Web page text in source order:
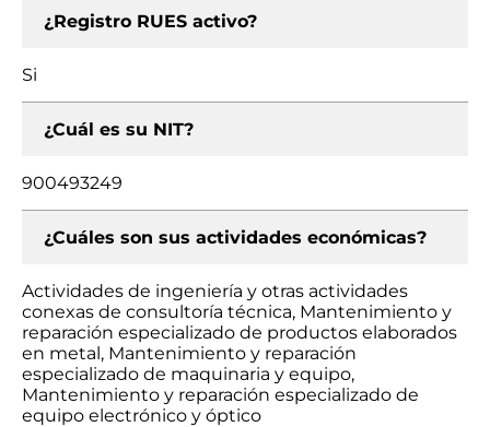
¿Registro RUES activo?
Si
¿Cuál es su NIT?
900493249
¿Cuáles son sus actividades económicas?
Actividades de ingeniería y otras actividades
conexas de consultoría técnica, Mantenimiento y
reparación especializado de productos elaborados
en metal, Mantenimiento y reparación
especializado de maquinaria y equipo,
Mantenimiento y reparación especializado de
equipo electrónico y óptico